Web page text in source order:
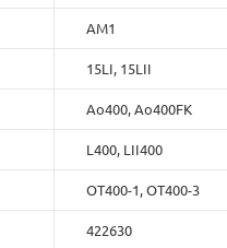
AM1
15LI, 15LII
Ao400, Ao400FK
L400, LII400
OT400-1, OT400-3
422630